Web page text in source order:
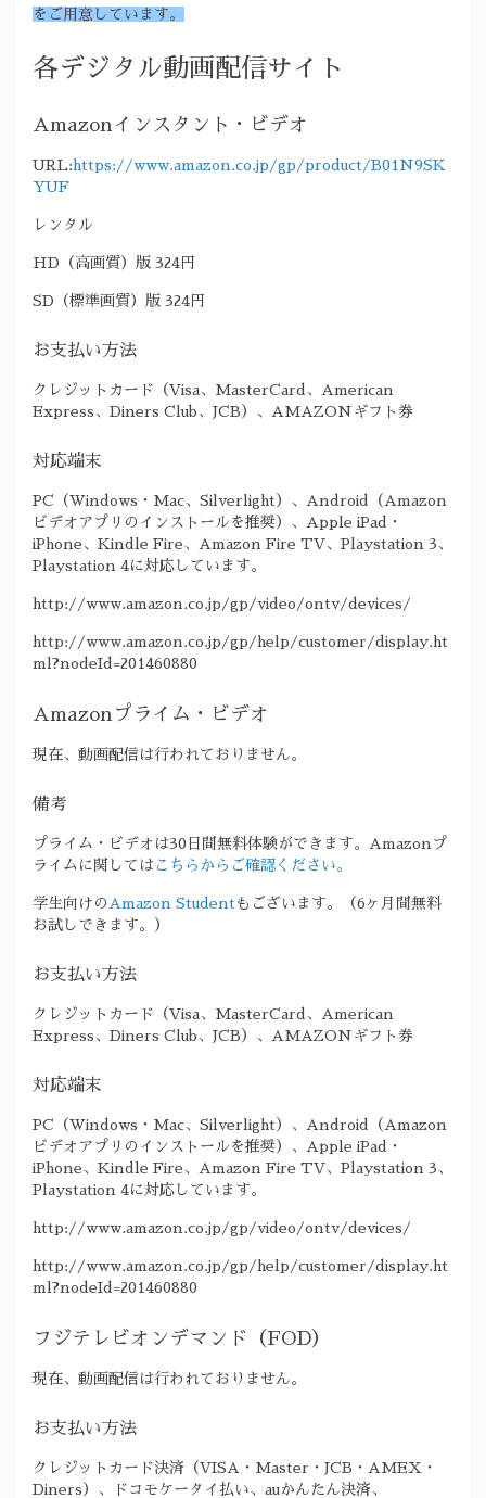
をご用意しています。
各デジタル動画配信サイト
Amazonインスタント・ビデオ
URL: https://www.amazon.co.jp/gp/product/B01N9SK
YUF
レンタル
HD（高画質）版 324円
SD（標準画質）版 324円
お支払い方法
クレジットカード（Visa、MasterCard、American
Express、Diners Club、JCB）、AMAZONギフト券
対応端末
PC（Windows・Mac、Silverlight）、Android（Amazon
ビデオアプリのインストールを推奨）、Apple iPad・
iPhone、Kindle Fire、Amazon Fire TV、Playstation 3、
Playstation 4に対応しています。
http://www.amazon.co.jp/gp/video/ontv/devices/
http://www.amazon.co.jp/gp/help/customer/display.ht
ml?nodeId=201460880
Amazonプライム・ビデオ
現在、動画配信は行われておりません。
備考
プライム・ビデオは30日間無料体験ができます。Amazonプ
ライムに関しては こちらからご確認ください。
学生向けの Amazon Student もございます。（6ヶ月間無料
お試しできます。）
お支払い方法
クレジットカード（Visa、MasterCard、American
Express、Diners Club、JCB）、AMAZONギフト券
対応端末
PC（Windows・Mac、Silverlight）、Android（Amazon
ビデオアプリのインストールを推奨）、Apple iPad・
iPhone、Kindle Fire、Amazon Fire TV、Playstation 3、
Playstation 4に対応しています。
http://www.amazon.co.jp/gp/video/ontv/devices/
http://www.amazon.co.jp/gp/help/customer/display.ht
ml?nodeId=201460880
フジテレビオンデマンド（FOD）
現在、動画配信は行われておりません。
お支払い方法
クレジットカード決済（VISA・Master・JCB・AMEX・
Diners）、ドコモケータイ払い、auかんたん決済、